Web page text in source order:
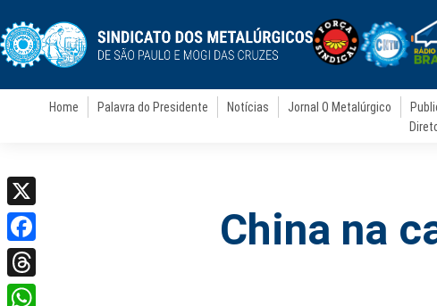
Home Palavra do Presidente Notícias Jornal O Metalúrgico
China na
X
Facebook
Threads